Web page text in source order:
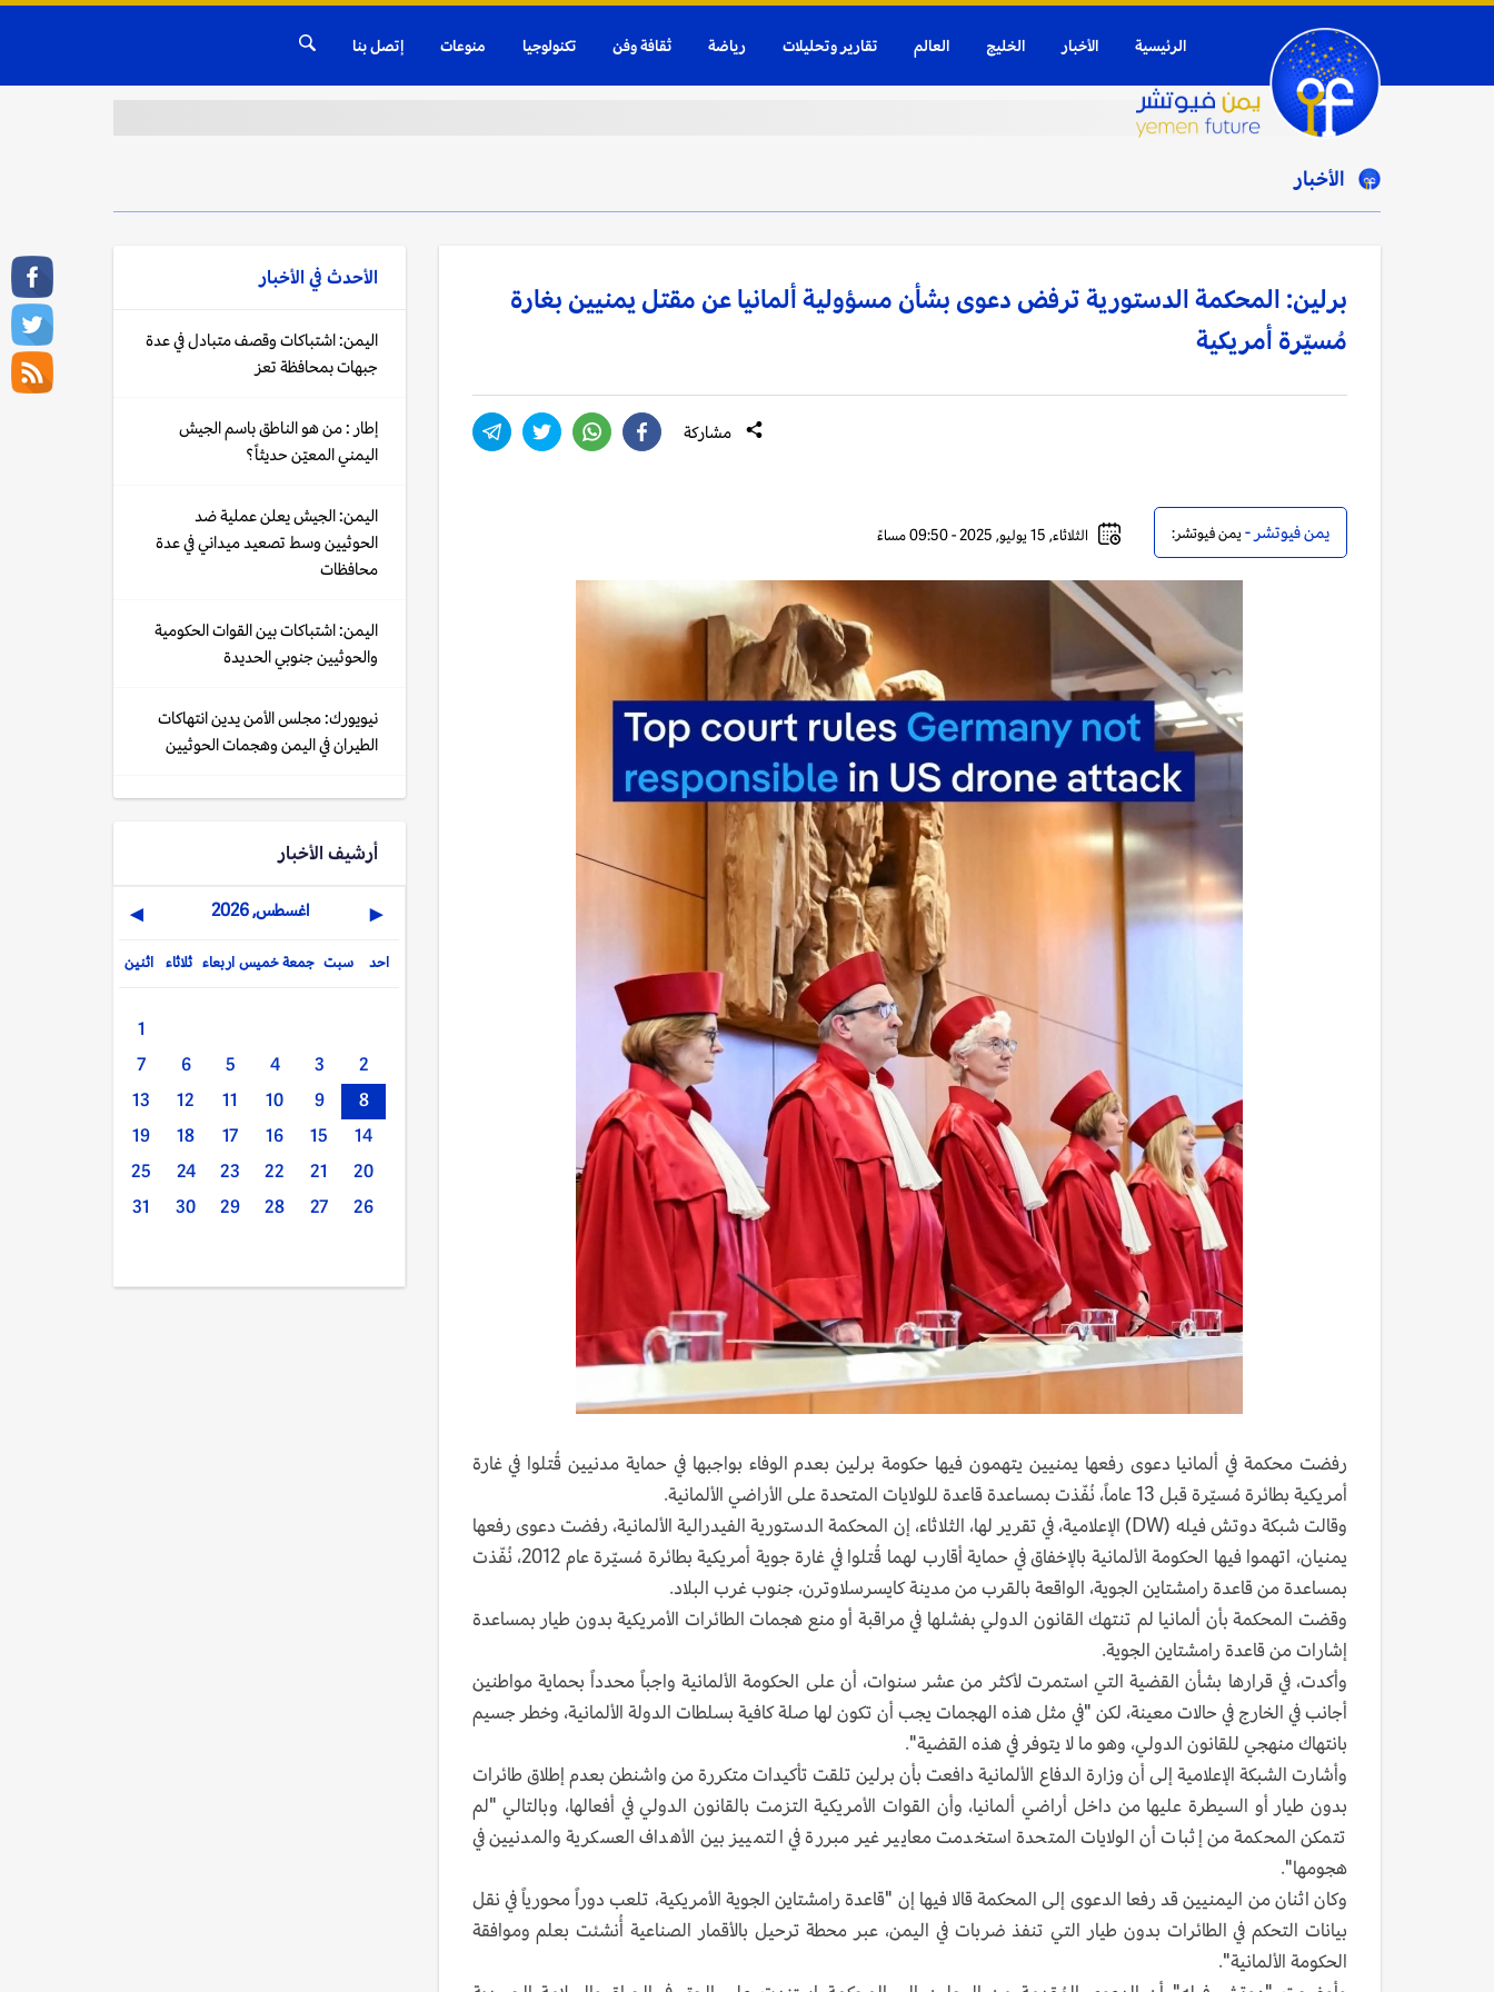
الرئيسية الأخبار الخليج العالم تقارير وتحليلات رياضة ثقافة وفن تكنولوجيا منوعات إتصل بنا
الأخبار
برلين: المحكمة الدستورية ترفض دعوى بشأن مسؤولية ألمانيا عن مقتل يمنيين بغارة
مُسيّرة أمريكية
مشاركة
يمن فيوتشر -يمن فيوتشر: الثلاثاء, 15 يوليو, 2025 - 09:50 مساءً
رفضت محكمة في ألمانيا دعوى رفعها يمنيين يتهمون فيها حكومة برلين بعدم الوفاء بواجبها في حماية مدنيين قُتلوا في غارة
أمريكية بطائرة مُسيّرة قبل 13 عاماً، نُفّذت بمساعدة قاعدة للولايات المتحدة على الأراضي الألمانية.
وقالت شبكة دوتش فيله (DW) الإعلامية، في تقرير لها، الثلاثاء، إن المحكمة الدستورية الفيدرالية الألمانية، رفضت دعوى رفعها
يمنيان، اتهموا فيها الحكومة الألمانية بالإخفاق في حماية أقارب لهما قُتلوا في غارة جوية أمريكية بطائرة مُسيّرة عام 2012، نُفّذت
بمساعدة من قاعدة رامشتاين الجوية، الواقعة بالقرب من مدينة كايسرسلاوترن، جنوب غرب البلاد.
وقضت المحكمة بأن ألمانيا لم تنتهك القانون الدولي بفشلها في مراقبة أو منع هجمات الطائرات الأمريكية بدون طيار بمساعدة
إشارات من قاعدة رامشتاين الجوية.
وأكدت، في قرارها بشأن القضية التي استمرت لأكثر من عشر سنوات، أن على الحكومة الألمانية واجباً محدداً بحماية مواطنين
أجانب في الخارج في حالات معينة، لكن "في مثل هذه الهجمات يجب أن تكون لها صلة كافية بسلطات الدولة الألمانية، وخطر جسيم
بانتهاك منهجي للقانون الدولي، وهو ما لا يتوفر في هذه القضية".
وأشارت الشبكة الإعلامية إلى أن وزارة الدفاع الألمانية دافعت بأن برلين تلقت تأكيدات متكررة من واشنطن بعدم إطلاق طائرات
بدون طيار أو السيطرة عليها من داخل أراضي ألمانيا، وأن القوات الأمريكية التزمت بالقانون الدولي في أفعالها، وبالتالي "لم
تتمكن المحكمة من إثبات أن الولايات المتحدة استخدمت معايير غير مبررة في التمييز بين الأهداف العسكرية والمدنيين في
هجومها".
وكان اثنان من اليمنيين قد رفعا الدعوى إلى المحكمة قالا فيها إن "قاعدة رامشتاين الجوية الأمريكية، تلعب دوراً محورياً في نقل
بيانات التحكم في الطائرات بدون طيار التي تنفذ ضربات في اليمن، عبر محطة ترحيل بالأقمار الصناعية أُنشئت بعلم وموافقة
الحكومة الألمانية".
الأحدث في الأخبار
اليمن: اشتباكات وقصف متبادل في عدة
جبهات بمحافظة تعز
إطار : من هو الناطق باسم الجيش
اليمني المعيّن حديثاً؟
اليمن: الجيش يعلن عملية ضد
الحوثيين وسط تصعيد ميداني في عدة
محافظات
اليمن: اشتباكات بين القوات الحكومية
والحوثيين جنوبي الحديدة
نيويورك: مجلس الأمن يدين انتهاكات
الطيران في اليمن وهجمات الحوثيين
أرشيف الأخبار
◀ اغسطس, 2026 ▶
اثنين ثلاثاء اربعاء خميس جمعة سبت احد
1
2
3
4
5
6
7
8
9
10
11
12
13
14
15
16
17
18
19
20
21
22
23
24
25
26
27
28
29
30
31